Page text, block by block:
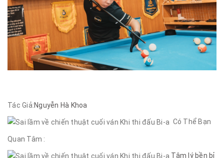
Tác Giả:Nguyễn Hà Khoa
Có Thể Bạn
Quan Tâm :
Tâm lý bền bỉ